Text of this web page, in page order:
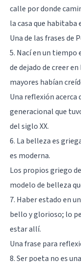
calle por donde
la casa que habitaba
Una de las frases de
5. Nací en un tiempo
de dejado de creer
mayores habían
Una reflexión acerca
generacional que
del siglo XX.
6. La belleza es
es moderna.
Los propios griego
modelo de belleza
7. Haber estado en
bello y glorioso; lo
estar allí.
Una frase para
8. Ser poeta no es